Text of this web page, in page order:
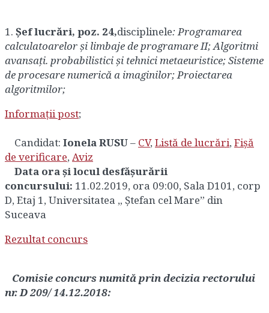
1. Șef lucrări, poz. 24,disciplinele: Programarea
calculatoarelor și limbaje de programare II; Algoritmi
avansați. probabilistici și tehnici metaeuristice; Sisteme
de procesare numerică a imaginilor; Proiectarea
algoritmilor;
Informații post;
Candidat: Ionela RUSU– CV, Listă de lucrări, Fișă
de verificare, Aviz
Data ora și locul desfășurării
concursului: 11.02.2019, ora 09:00, Sala D101, corp
D, Etaj 1, Universitatea „ Ștefan cel Mare” din
Suceava
Rezultat concurs
Comisie concurs numită prin decizia rectorului
nr. D 209/ 14.12.2018: